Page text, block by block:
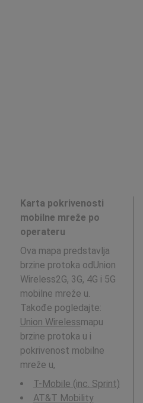
Karta pokrivenosti
mobilne mreže po
operateru
Ova mapa predstavlja
brzine protoka odUnion
Wireless2G, 3G, 4G i 5G
mobilne mreže u.
Takođe pogledajte:
Union Wirelessmapu
brzine protoka u i
pokrivenost mobilne
mreže u,
T-Mobile (inc. Sprint)
AT&T Mobility